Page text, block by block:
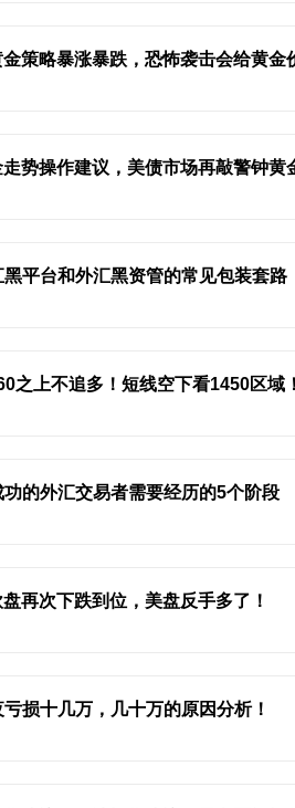
策略暴涨暴跌，恐怖袭击会给黄金
势操作建议，美债市场再敲警钟黄
平台和外汇黑资管的常见包装套路
之上不追多！短线空下看1450区域
的外汇交易者需要经历的5个阶段
再次下跌到位，美盘反手多了！
损十几万，几十万的原因分析！